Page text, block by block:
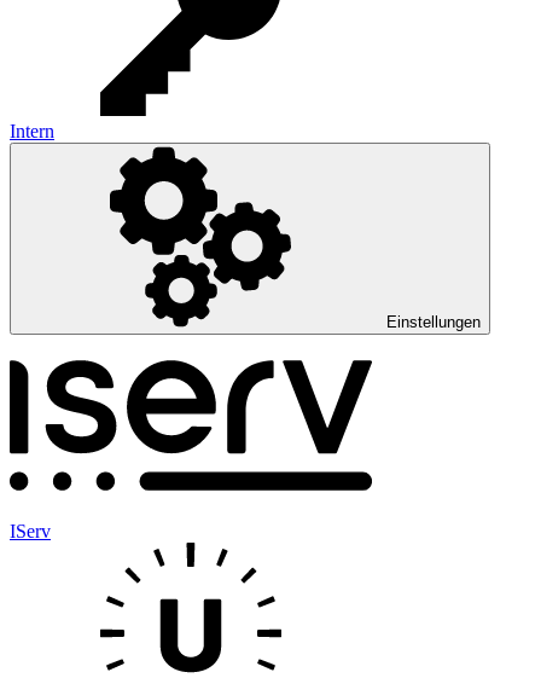
Intern
Einstellungen
IServ